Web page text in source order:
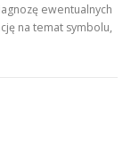
ewentualnych
na temat symbolu,